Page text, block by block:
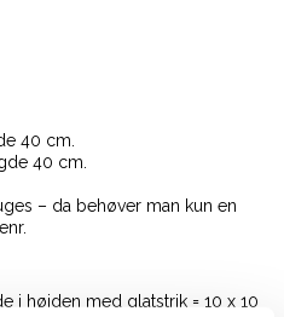
40 cm.
40 cm.
– da behøver man kun en
i højden med glatstrik = 10 x 10